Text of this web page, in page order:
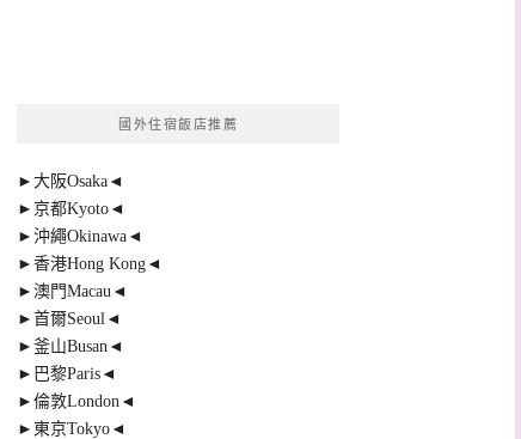
國外住宿飯店推薦
►大阪Osaka◄
►京都Kyoto◄
►沖繩Okinawa◄
►香港Hong Kong◄
►澳門Macau◄
►首爾Seoul◄
►釜山Busan◄
►巴黎Paris◄
►倫敦London◄
►東京Tokyo◄